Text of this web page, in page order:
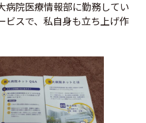
病院医療情報部に勤務してい
ビスで、私自身も立ち上げ作